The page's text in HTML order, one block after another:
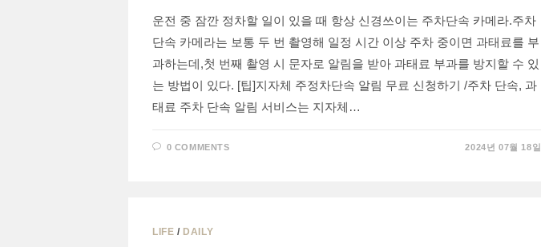
운전 중 잠깐 정차할 일이 있을 때 항상 신경쓰이는 주차단속 카메라.주차
단속 카메라는 보통 두 번 촬영해 일정 시간 이상 주차 중이면 과태료를 부
과하는데,첫 번째 촬영 시 문자로 알림을 받아 과태료 부과를 방지할 수 있
는 방법이 있다. [팁]지자체 주정차단속 알림 무료 신청하기 /주차 단속, 과
태료 주차 단속 알림 서비스는 지자체…
0 COMMENTS 2024년 07월 18일
LIFE / DAILY